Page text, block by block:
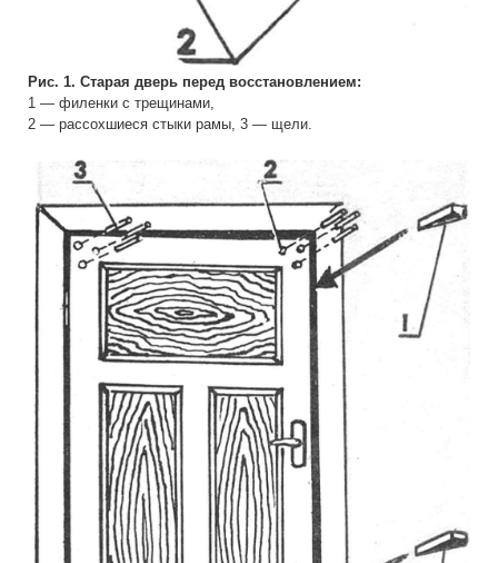
Рис. 1. Старая дверь перед восстановлением:
1 — филенки с трещинами,
2 — рассохшиеся стыки рамы, 3 — щели.